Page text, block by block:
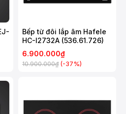
Bếp từ đôi lắp âm Hafele
HC-I2732A (536.61.726)
6.900.000₫
10.900.000₫ (-37%)